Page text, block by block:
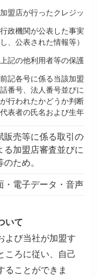
加盟店が行ったクレジット
行政機関が公表した事実と
し、公表された情報等）に
上記の他利用者等の保護に
前記各号に係る当該加盟店
話番号、法人番号並びに代
が行われたかどうか判断す
代表者の氏名および生年月
販売等に係る取引の健
る加盟店審査並びに加
のため。
・電子データ・音声な
いて
よび当社が加盟す
ころに従い、自己
ることができま